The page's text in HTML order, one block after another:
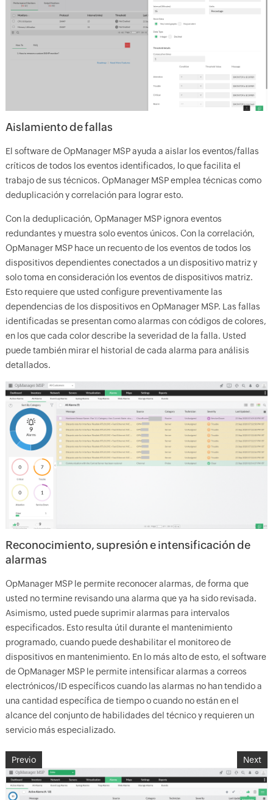
Aislamiento de fallas
El software de OpManager MSP ayuda a aislar los eventos/fallas
críticos de todos los eventos identificados, lo que facilita el
trabajo de sus técnicos. OpManager MSP emplea técnicas como
deduplicación y correlación para lograr esto.
Con la deduplicación, OpManager MSP ignora eventos
redundantes y muestra solo eventos únicos. Con la correlación,
OpManager MSP hace un recuento de los eventos de todos los
dispositivos dependientes conectados a un dispositivo matriz y
solo toma en consideración los eventos de dispositivos matriz.
Esto requiere que usted configure preventivamente las
dependencias de los dispositivos en OpManager MSP. Las fallas
identificadas se presentan como alarmas con códigos de colores,
en los que cada color describe la severidad de la falla. Usted
puede también mirar el historial de cada alarma para análisis
detallados.
Reconocimiento, supresión e intensificación de
alarmas
OpManager MSP le permite reconocer alarmas, de forma que
usted no termine revisando una alarma que ya ha sido revisada.
Asimismo, usted puede suprimir alarmas para intervalos
especificados. Esto resulta útil durante el mantenimiento
programado, cuando puede deshabilitar el monitoreo de
dispositivos en mantenimiento. En lo más alto de esto, el software
de OpManager MSP le permite intensificar alarmas a correos
electrónicos/ID específicos cuando las alarmas no han tendido a
una cantidad específica de tiempo o cuando no están en el
alcance del conjunto de habilidades del técnico y requieren un
servicio más especializado.
Previo Next